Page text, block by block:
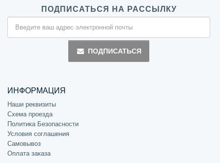
ПОДПИСАТЬСЯ НА РАССЫЛКУ
ПОДПИСАТЬСЯ
ИНФОРМАЦИЯ
Наши реквизиты
Схема проезда
Политика Безопасности
Условия соглашения
Самовывоз
Оплата заказа